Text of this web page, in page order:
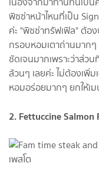
พิซซ่าหน้าไหนที่เป็น
ค่ะ "พิซซ่าทรัฟเฟิล" ต้อ
กรอบหอมเตาถ่านมากๆ
ชัดเจนมากเพราะว่าส่ว
ล้วนๆ เลยค่ะ ไม่ต้องเพิ่
หอมอร่อยมากๆ ยกให้เ
2. Fettuccine